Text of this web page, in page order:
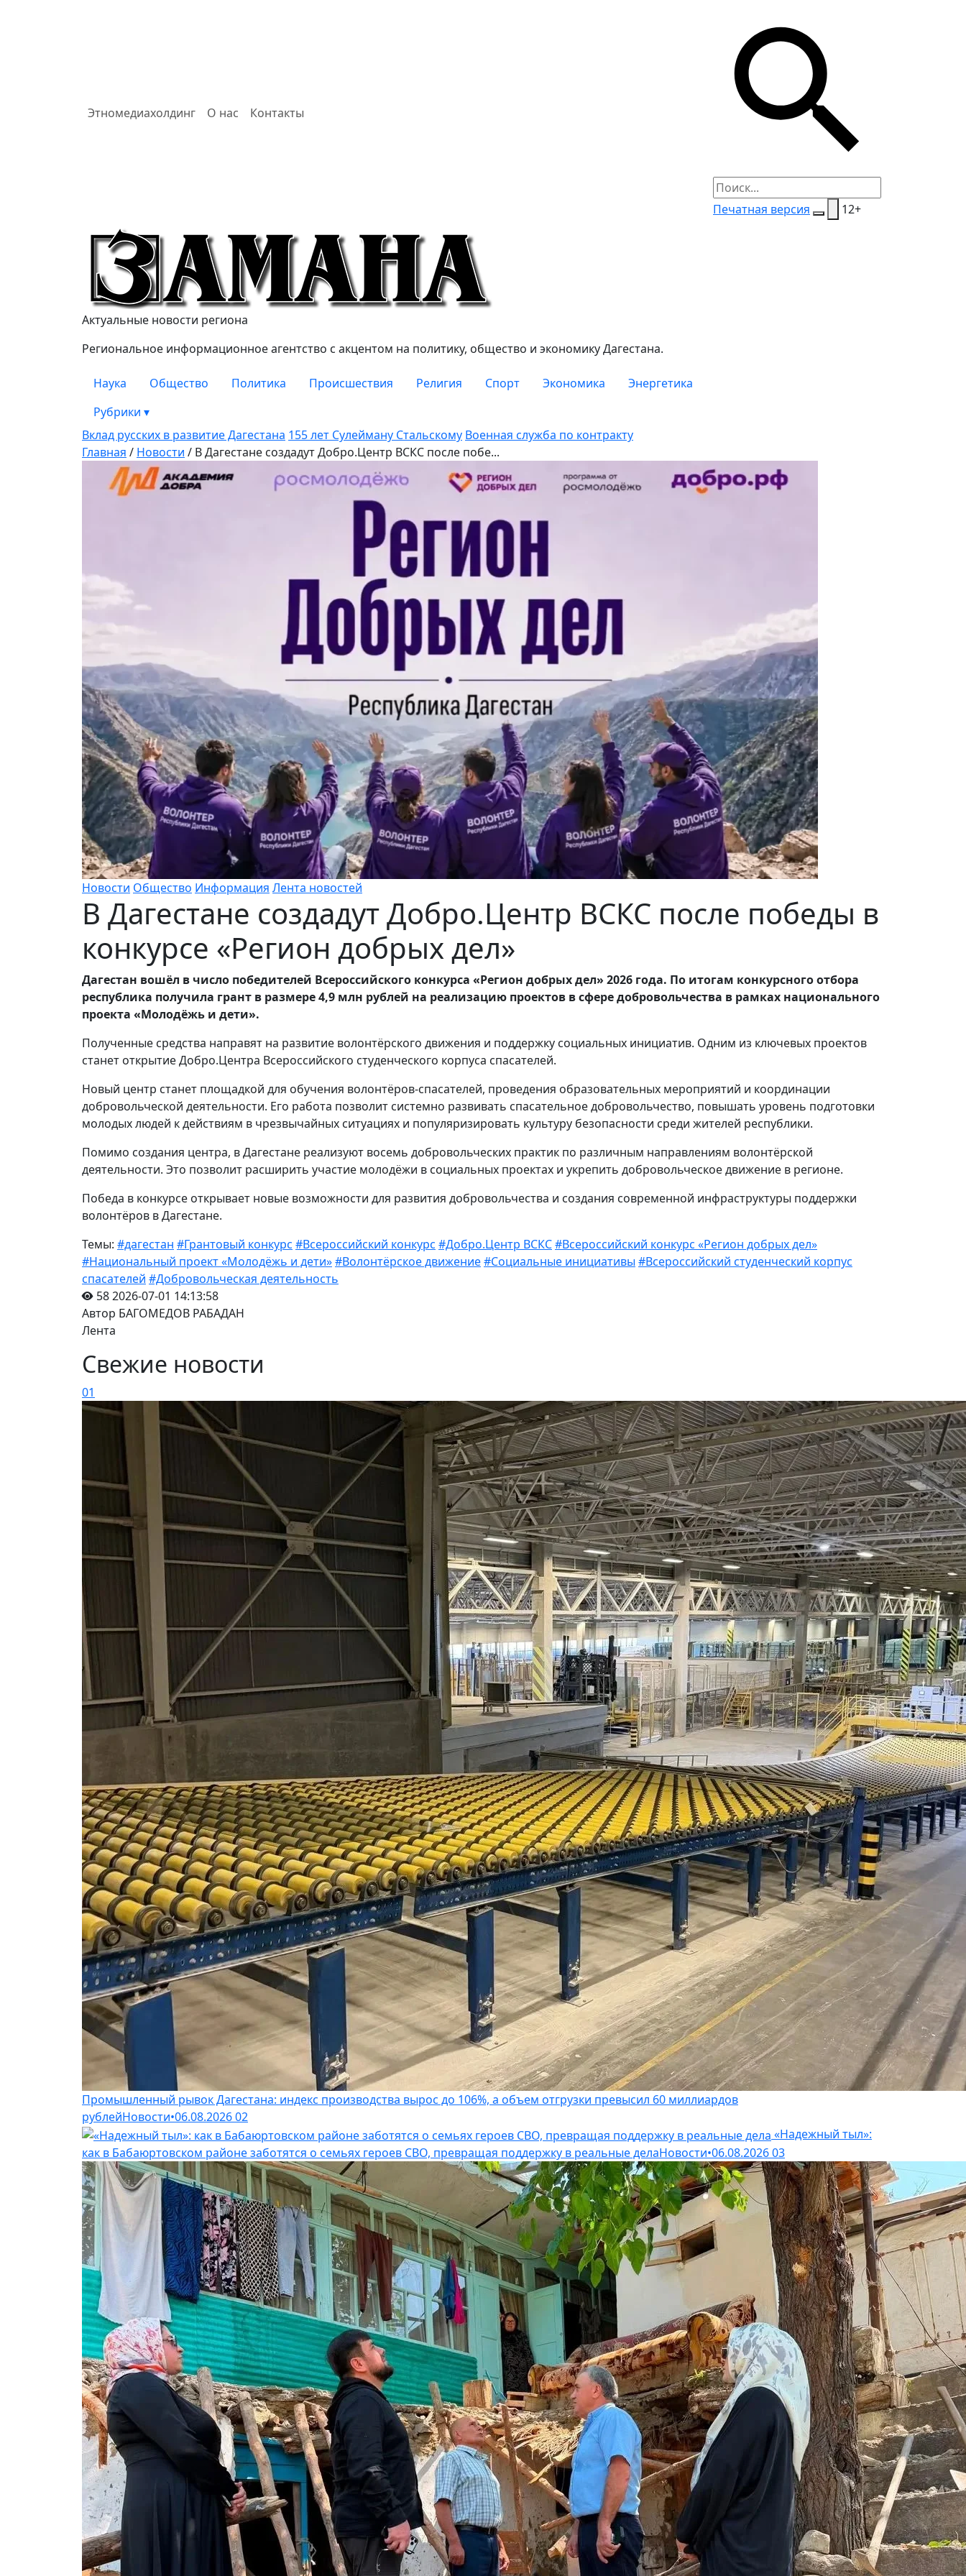
Этномедиахолдинг О нас Контакты
Печатная версия 12+
Замана
Актуальные новости региона
Региональное информационное агентство с акцентом на политику, общество и экономику Дагестана.
Наука Общество Политика Происшествия Религия Спорт Экономика
Энергетика
Рубрики ▾
Вклад русских в развитие Дагестана 155 лет Сулейману Стальскому Военная служба по контракту
Главная / Новости / В Дагестане создадут Добро.Центр ВСКС после побе...
Новости Общество Информация Лента новостей
В Дагестане создадут Добро.Центр ВСКС после победы в
конкурсе «Регион добрых дел»
Дагестан вошёл в число победителей Всероссийского конкурса «Регион добрых дел» 2026 года. По итогам конкурсного отбора
республика получила грант в размере 4,9 млн рублей на реализацию проектов в сфере добровольчества в рамках национального
проекта «Молодёжь и дети».
Полученные средства направят на развитие волонтёрского движения и поддержку социальных инициатив. Одним из ключевых проектов
станет открытие Добро.Центра Всероссийского студенческого корпуса спасателей.
Новый центр станет площадкой для обучения волонтёров-спасателей, проведения образовательных мероприятий и координации
добровольческой деятельности. Его работа позволит системно развивать спасательное добровольчество, повышать уровень подготовки
молодых людей к действиям в чрезвычайных ситуациях и популяризировать культуру безопасности среди жителей республики.
Помимо создания центра, в Дагестане реализуют восемь добровольческих практик по различным направлениям волонтёрской
деятельности. Это позволит расширить участие молодёжи в социальных проектах и укрепить добровольческое движение в регионе.
Победа в конкурсе открывает новые возможности для развития добровольчества и создания современной инфраструктуры поддержки
волонтёров в Дагестане.
Темы: #дагестан #Грантовый конкурс #Всероссийский конкурс #Добро.Центр ВСКС#Всероссийский конкурс «Регион добрых дел»
#Национальный проект «Молодёжь и дети»#Волонтёрское движение#Социальные инициативы #Всероссийский студенческий корпус
спасателей #Добровольческая деятельность
582026-07-01 14:13:58
Автор БАГОМЕДОВ РАБАДАН
Лента
Свежие новости
01
Промышленный рывок Дагестана: индекс производства вырос до 106%, а объем отгрузки превысил 60 миллиардов
рублейНовости•06.08.202602
«Надежный тыл»:
как в Бабаюртовском районе заботятся о семьях героев СВО, превращая поддержку в реальные делаНовости•06.08.202603